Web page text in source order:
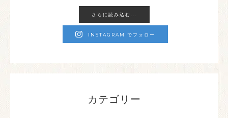
さらに読み込む...
INSTAGRAM でフォロー
カテゴリー